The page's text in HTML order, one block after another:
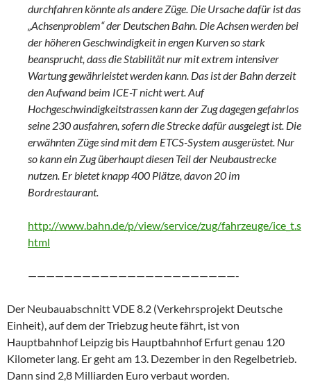
durchfahren könnte als andere Züge. Die Ursache dafür ist das
„Achsenproblem“ der Deutschen Bahn. Die Achsen werden bei
der höheren Geschwindigkeit in engen Kurven so stark
beansprucht, dass die Stabilität nur mit extrem intensiver
Wartung gewährleistet werden kann. Das ist der Bahn derzeit
den Aufwand beim ICE-T nicht wert. Auf
Hochgeschwindigkeitstrassen kann der Zug dagegen gefahrlos
seine 230 ausfahren, sofern die Strecke dafür ausgelegt ist. Die
erwähnten Züge sind mit dem ETCS-System ausgerüstet. Nur
so kann ein Zug überhaupt diesen Teil der Neubaustrecke
nutzen. Er bietet knapp 400 Plätze, davon 20 im
Bordrestaurant.
http://www.bahn.de/p/view/service/zug/fahrzeuge/ice_t.s
html
———————————————————————-
Der Neubauabschnitt VDE 8.2 (Verkehrsprojekt Deutsche
Einheit), auf dem der Triebzug heute fährt, ist von
Hauptbahnhof Leipzig bis Hauptbahnhof Erfurt genau 120
Kilometer lang. Er geht am 13. Dezember in den Regelbetrieb.
Dann sind 2,8 Milliarden Euro verbaut worden.